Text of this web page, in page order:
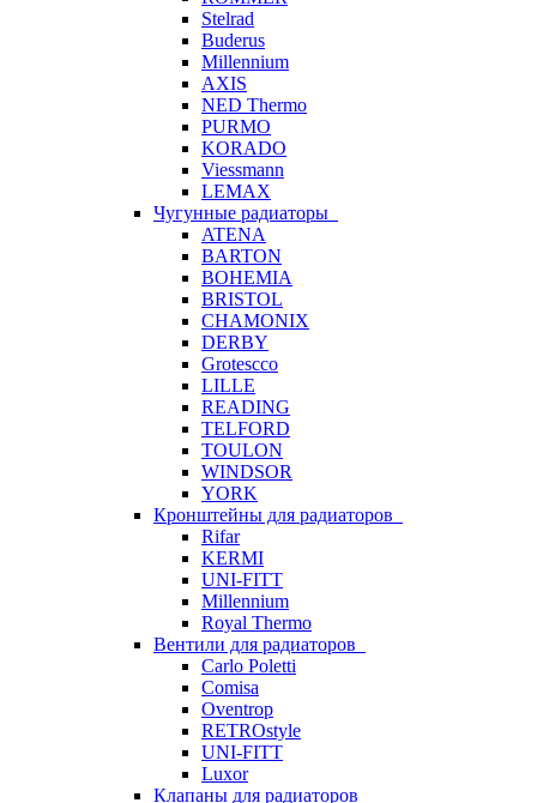
Stelrad
Buderus
Millennium
AXIS
NED Thermo
PURMO
KORADO
Viessmann
LEMAX
Чугунные радиаторы
ATENA
BARTON
BOHEMIA
BRISTOL
CHAMONIX
DERBY
Grotescco
LILLE
READING
TELFORD
TOULON
WINDSOR
YORK
Кронштейны для радиаторов
Rifar
KERMI
UNI-FITT
Millennium
Royal Thermo
Вентили для радиаторов
Carlo Poletti
Comisa
Oventrop
RETROstyle
UNI-FITT
Luxor
Клапаны для радиаторов